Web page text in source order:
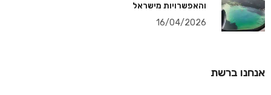
והאפשרויות מישראל
16/04/2026
אנחנו ברשת